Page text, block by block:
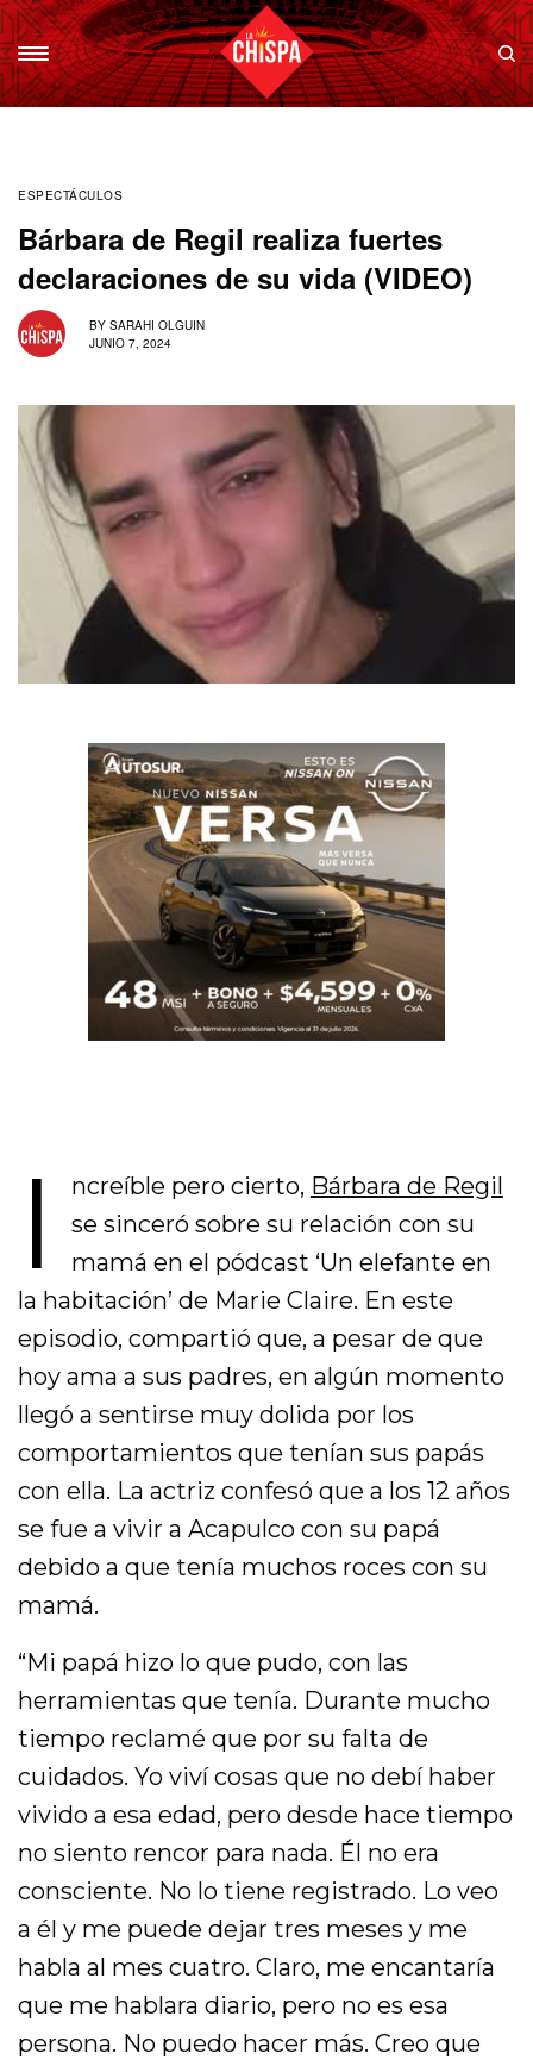
ESPECTÁCULOS
Bárbara de Regil realiza fuertes
declaraciones de su vida (VIDEO)
BY SARAHI OLGUIN
JUNIO 7, 2024
I ncreíble pero cierto, Bárbara de Regil
se sinceró sobre su relación con su
mamá en el pódcast ‘Un elefante en
la habitación’ de Marie Claire. En este
episodio, compartió que, a pesar de que
hoy ama a sus padres, en algún momento
llegó a sentirse muy dolida por los
comportamientos que tenían sus papás
con ella. La actriz confesó que a los 12 años
se fue a vivir a Acapulco con su papá
debido a que tenía muchos roces con su
mamá.
“Mi papá hizo lo que pudo, con las
herramientas que tenía. Durante mucho
tiempo reclamé que por su falta de
cuidados. Yo viví cosas que no debí haber
vivido a esa edad, pero desde hace tiempo
no siento rencor para nada. Él no era
consciente. No lo tiene registrado. Lo veo
a él y me puede dejar tres meses y me
habla al mes cuatro. Claro, me encantaría
que me hablara diario, pero no es esa
persona. No puedo hacer más. Creo que